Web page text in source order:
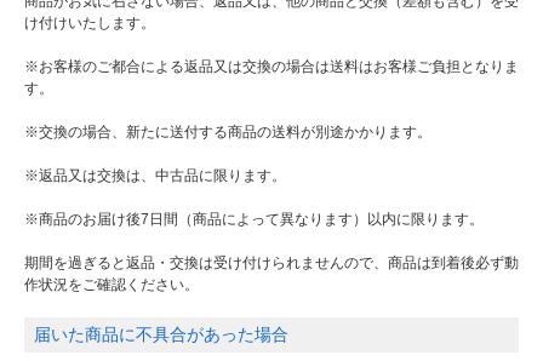
け付けいたします。
※お客様のご都合による返品又は交換の場合は送料はお客様ご負担となりま
す。
※交換の場合、新たに送付する商品の送料が別途かかります。
※返品又は交換は、中古品に限ります。
※商品のお届け後7日間（商品によって異なります）以内に限ります。
期間を過ぎると返品・交換は受け付けられませんので、商品は到着後必ず動
作状況をご確認ください。
届いた商品に不具合があった場合